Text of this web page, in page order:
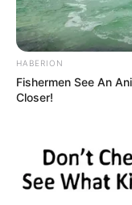
HABERION
Fishermen See An
Closer!